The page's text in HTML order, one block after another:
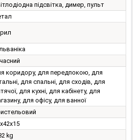
підсвітка, димер, пульт
коридору, для передпокою, для
для спальні, для сходів, для
для кухні, для кабінету, для
для офісу, для ванної
kg